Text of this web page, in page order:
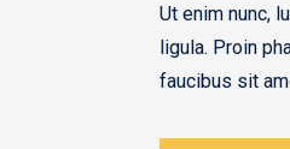
Ut enim nunc,
ligula. Proin
faucibus sit